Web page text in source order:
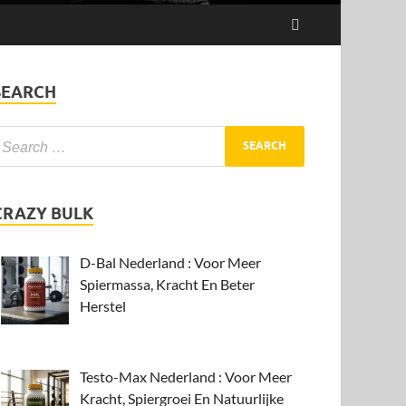
BULK
D-Bal Nederland : Voor Meer
Spiermassa, Kracht En Beter
Herstel
Testo-Max Nederland : Voor Meer
Kracht, Spiergroei En Natuurlijke